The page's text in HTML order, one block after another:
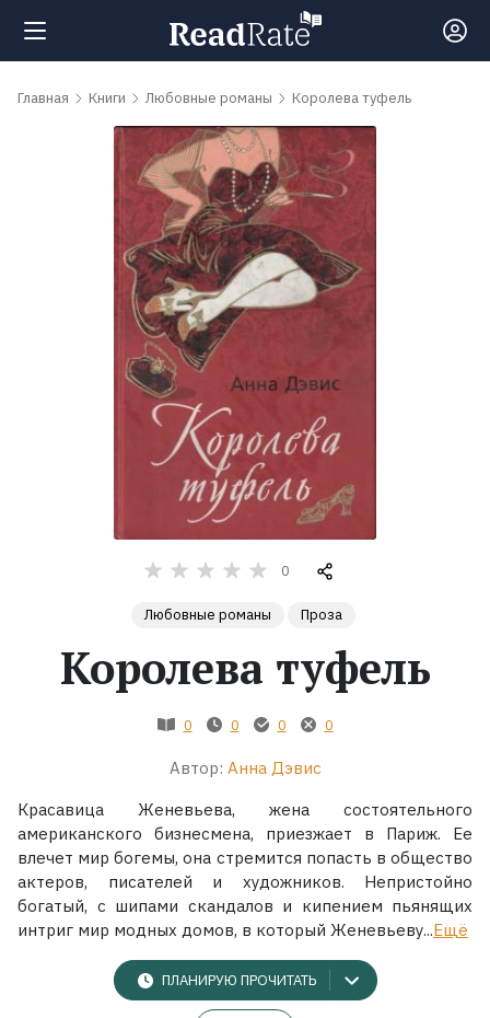
Поиск
Рейтинги
обсуждаемые
Экранизации
Главная Книги Любовные романы Королева туфель
0
Любовные романы Проза
Королева туфель
0 0 0 0
Автор: Анна Дэвис
Красавица Женевьева, жена состоятельного
американского бизнесмена, приезжает в Париж. Ее
влечет мир богемы, она стремится попасть в общество
актеров, писателей и художников. Непристойно
богатый, с шипами скандалов и кипением пьянящих
интриг мир модных домов, в который Женевьеву...Ещё
ПЛАНИРУЮ ПРОЧИТАТЬ